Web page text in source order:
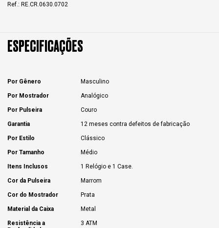
Ref.: RE.CR.0630.0702
ESPECIFICAÇÕES
Por Gênero Masculino
Por Mostrador Analógico
Por Pulseira Couro
Garantia 12 meses contra defeitos de fabricação
Por Estilo Clássico
Por Tamanho Médio
Itens Inclusos 1 Relógio e 1 Case.
Cor da Pulseira Marrom
Cor do Mostrador Prata
Material da Caixa Metal
Resistência a
3 ATM